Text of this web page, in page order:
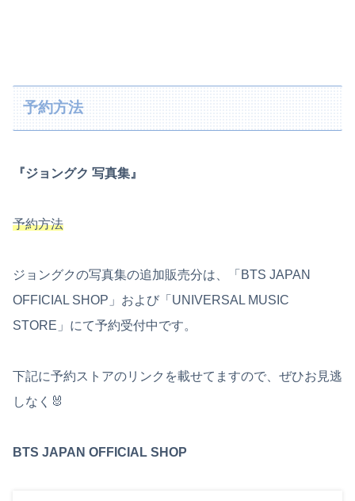
予約方法
『ジョングク 写真集』
予約方法
ジョングクの写真集の追加販売分は、「BTS JAPAN
OFFICIAL SHOP」および「UNIVERSAL MUSIC
STORE」にて予約受付中です。
下記に予約ストアのリンクを載せてますので、ぜひお見逃
しなく🐰
BTS JAPAN OFFICIAL SHOP